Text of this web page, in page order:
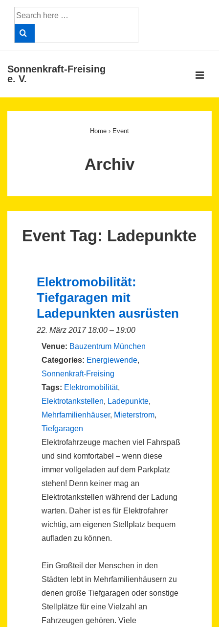
Search
for:
Sonnenkraft-Freising
e. V.
Home › Event
Archiv
Event Tag: Ladepunkte
Elektromobilität:
Tiefgaragen mit
Ladepunkten ausrüsten
22. März 2017 18:00 – 19:00
Venue: Bauzentrum München
Categories: Energiewende,
Sonnenkraft-Freising
Tags: Elektromobilität,
Elektrotankstellen, Ladepunkte,
Mehrfamilienhäuser, Mieterstrom,
Tiefgaragen
Elektrofahrzeuge machen viel Fahrspaß
und sind komfortabel – wenn diese
immer vollgeladen auf dem Parkplatz
stehen! Denn keiner mag an
Elektrotankstellen während der Ladung
warten. Daher ist es für Elektrofahrer
wichtig, am eigenen Stellplatz bequem
aufladen zu können.
Ein Großteil der Menschen in den
Städten lebt in Mehrfamilienhäusern zu
denen große Tiefgaragen oder sonstige
Stellplätze für eine Vielzahl an
Fahrzeugen gehören. Viele